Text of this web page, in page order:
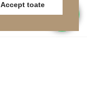
Accept toate